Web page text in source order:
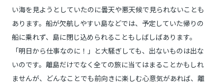
い海を見ようとしていたのに曇天や悪天候で見られないことも
あります。船が欠航しやすい島などでは、予定していた帰りの
船に乗れず、島に閉じ込められることもしばしばあります。
「明日から仕事なのに！」と大騒ぎしても、出ないものは出な
いのです。離島だけでなく全ての旅に当てはまることかもしれ
ませんが、どんなことでも前向きに楽しむ心意気があれば、離